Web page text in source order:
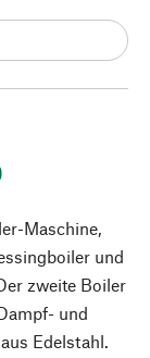
Maschine,
und
zweite Boiler
und
Edelstahl.